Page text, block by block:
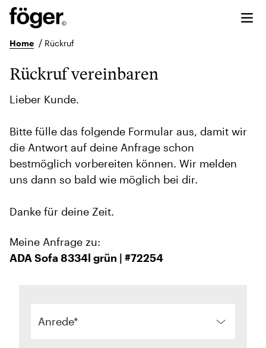
Home / Rückruf
Rückruf vereinbaren
Lieber Kunde.
Bitte fülle das folgende Formular aus, damit wir
die Antwort auf deine Anfrage schon
bestmöglich vorbereiten können. Wir melden
uns dann so bald wie möglich bei dir.
Danke für deine Zeit.
Meine Anfrage zu:
ADA Sofa 8334l grün | #72254
Anrede